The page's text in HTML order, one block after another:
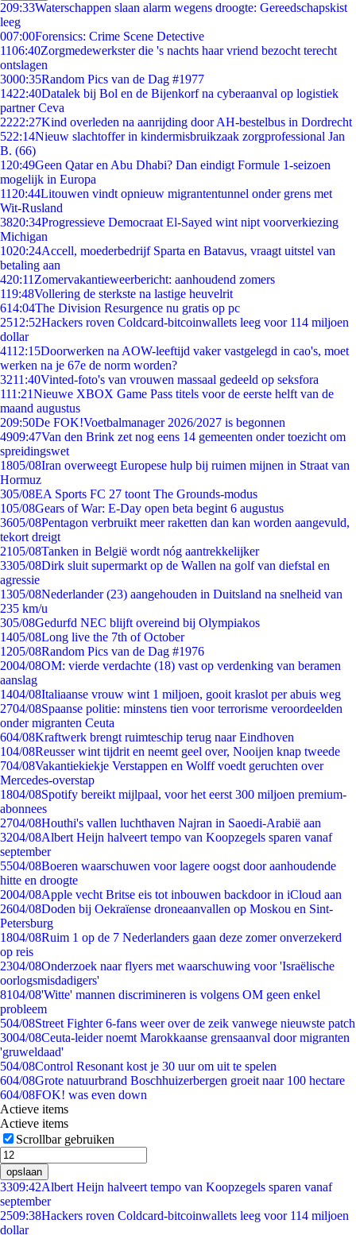
209:33Waterschappen slaan alarm wegens droogte: Gereedschapskist
leeg
007:00Forensics: Crime Scene Detective
1106:40Zorgmedewerkster die 's nachts haar vriend bezocht terecht
ontslagen
3000:35Random Pics van de Dag #1977
1422:40Datalek bij Bol en de Bijenkorf na cyberaanval op logistiek
partner Ceva
2222:27Kind overleden na aanrijding door AH-bestelbus in Dordrecht
522:14Nieuw slachtoffer in kindermisbruikzaak zorgprofessional Jan
B. (66)
1 20:49Geen Qatar en Abu Dhabi? Dan eindigt Formule 1-seizoen
mogelijk in Europa
11 20:44Litouwen vindt opnieuw migrantentunnel onder grens met
Wit-Rusland
3820:34Progressieve Democraat El-Sayed wint nipt voorverkiezing
Michigan
1020:24Accell, moederbedrijf Sparta en Batavus, vraagt uitstel van
betaling aan
420:11 Zomervakantieweerbericht: aanhoudend zomers
119:48Vollering de sterkste na lastige heuvelrit
614:04The Division Resurgence nu gratis op pc
2512:52Hackers roven Coldcard-bitcoinwallets leeg voor 114 miljoen
dollar
4112:15Doorwerken na AOW-leeftijd vaker vastgelegd in cao's, moet
werken na je 67e de norm worden?
3211:40Vinted-foto's van vrouwen massaal gedeeld op seksfora
111:21Nieuwe XBOX Game Pass titels voor de eerste helft van de
maand augustus
209:50De FOK!Voetbalmanager 2026/2027 is begonnen
4909:47Van den Brink zet nog eens 14 gemeenten onder toezicht om
spreidingswet
1805/08Iran overweegt Europese hulp bij ruimen mijnen in Straat van
Hormuz
305/08EA Sports FC 27 toont The Grounds-modus
105/08Gears of War: E-Day open beta begint 6 augustus
3605/08Pentagon verbruikt meer raketten dan kan worden aangevuld,
tekort dreigt
2105/08Tanken in België wordt nóg aantrekkelijker
3305/08Dirk sluit supermarkt op de Wallen na golf van diefstal en
agressie
1305/08Nederlander (23) aangehouden in Duitsland na snelheid van
235 km/u
305/08Gedurfd NEC blijft overeind bij Olympiakos
1405/08Long live the 7th of October
1205/08Random Pics van de Dag #1976
2004/08OM: vierde verdachte (18) vast op verdenking van beramen
aanslag
1404/08Italiaanse vrouw wint 1 miljoen, gooit kraslot per abuis weg
2704/08Spaanse politie: minstens tien voor terrorisme veroordeelden
onder migranten Ceuta
604/08Kraftwerk brengt ruimteschip terug naar Eindhoven
104/08Reusser wint tijdrit en neemt geel over, Nooijen knap tweede
704/08Vakantiekiekje Verstappen en Wolff voedt geruchten over
Mercedes-overstap
1804/08Spotify bereikt mijlpaal, voor het eerst 300 miljoen premium-
abonnees
2704/08Houthi's vallen luchthaven Najran in Saoedi-Arabië aan
3204/08Albert Heijn halveert tempo van Koopzegels sparen vanaf
september
5504/08Boeren waarschuwen voor lagere oogst door aanhoudende
hitte en droogte
2004/08Apple vecht Britse eis tot inbouwen backdoor in iCloud aan
2604/08Doden bij Oekraïense droneaanvallen op Moskou en Sint-
Petersburg
1804/08Ruim 1 op de 7 Nederlanders gaan deze zomer onverzekerd
op reis
2304/08Onderzoek naar flyers met waarschuwing voor 'Israëlische
oorlogsmisdadigers'
8104/08'Witte' mannen discrimineren is volgens OM geen enkel
probleem
504/08Street Fighter 6-fans weer over de zeik vanwege nieuwste patch
3004/08Ceuta-leider noemt Marokkaanse grensaanval door migranten
'gruweldaad'
504/08Control Resonant kost je 30 uur om uit te spelen
604/08Grote natuurbrand Boschhuizerbergen groeit naar 100 hectare
604/08FOK! was even down
Actieve items
Actieve items
Scrollbar gebruiken
opslaan
3309:42Albert Heijn halveert tempo van Koopzegels sparen vanaf
september
2509:38Hackers roven Coldcard-bitcoinwallets leeg voor 114 miljoen
dollar